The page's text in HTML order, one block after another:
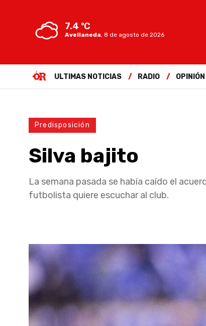
7.4 ºC
Avellaneda, 8 de agosto de 2026
ULTIMAS NOTICIAS RADIO OPINIÓN
Predisposición
Silva bajito
La semana pasada se había caído el
futbolista quiere escuchar al club.